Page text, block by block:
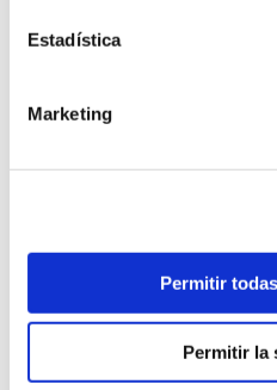
Estadística
Marketing
Permitir
Permitir la
Una buenísima
zona y disfrutar de un día
Compartir en